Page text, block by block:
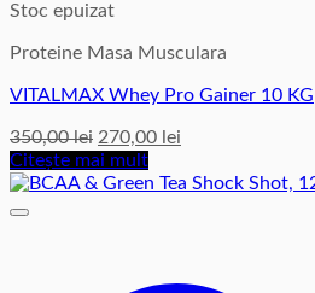
Stoc epuizat
Proteine Masa Musculara
VITALMAX Whey Pro Gainer 10 KG
350,00lei Prețul
inițial
a
270,00 lei
este:
Citește mai mult